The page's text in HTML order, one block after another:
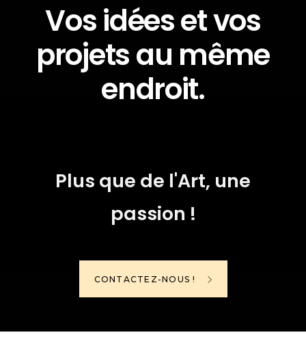
Vos idées et vos
projets au même
endroit.
Plus que de l'Art, une
passion !
CONTACTEZ-NOUS !